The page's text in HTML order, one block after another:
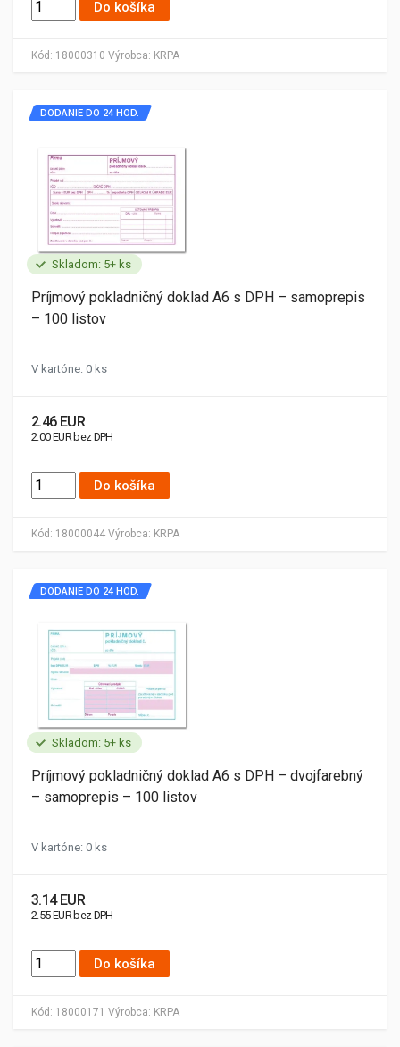
Kód: 18000310 Výrobca: KRPA
Do košíka
Skladom: 5+ ks
Kód: 18000044 Výrobca: KRPA
DODANIE DO 24 HOD.
Príjmový pokladničný doklad A6 s DPH – samoprepis
– 100 listov
V kartóne: 0 ks
2.46 EUR
2.00 EUR bez DPH
Do košíka
Skladom: 5+ ks
Kód: 18000171 Výrobca: KRPA
DODANIE DO 24 HOD.
Príjmový pokladničný doklad A6 s DPH – dvojfarebný
– samoprepis – 100 listov
V kartóne: 0 ks
3.14 EUR
2.55 EUR bez DPH
Do košíka